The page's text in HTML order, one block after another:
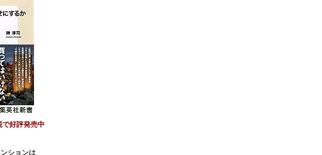
で好評発売中
ションは